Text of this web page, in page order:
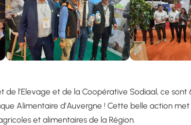
l’Elevage et de la Coopérative Sodiaal, ce sont
Alimentaire d’Auvergne ! Cette belle action
et alimentaires de la Région.